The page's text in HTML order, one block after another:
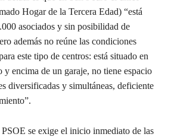
Hogar de la Tercera Edad) “está
asociados y sin posibilidad de
además no reúne las condiciones
este tipo de centros: está situado en
encima de un garaje, no tiene espacio
diversificadas y simultáneas, deficiente
se exige el inicio inmediato de las